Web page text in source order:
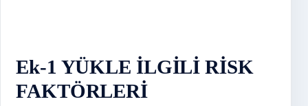
Ek-1 YÜKLE İLGİLİ RİSK
FAKTÖRLERİ